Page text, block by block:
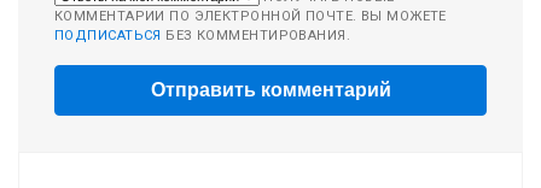
КОММЕНТАРИИ ПО ЭЛЕКТРОННОЙ ПОЧТЕ. ВЫ МОЖЕТЕ
ПОДПИСАТЬСЯ БЕЗ КОММЕНТИРОВАНИЯ.